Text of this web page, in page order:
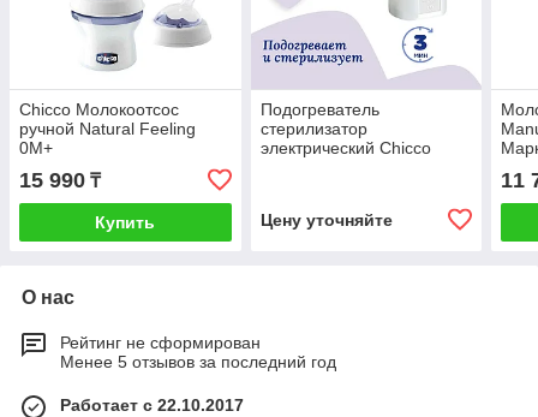
Chicco Молокоотсос
ручной Natural Feeling
0М+
15 990 ₸
Купить
Подогреватель
стерилизатор
электрический Chicco
Цену уточняйте
11
О нас
Рейтинг не сформирован
Менее 5 отзывов за последний год
Работает с 22.10.2017